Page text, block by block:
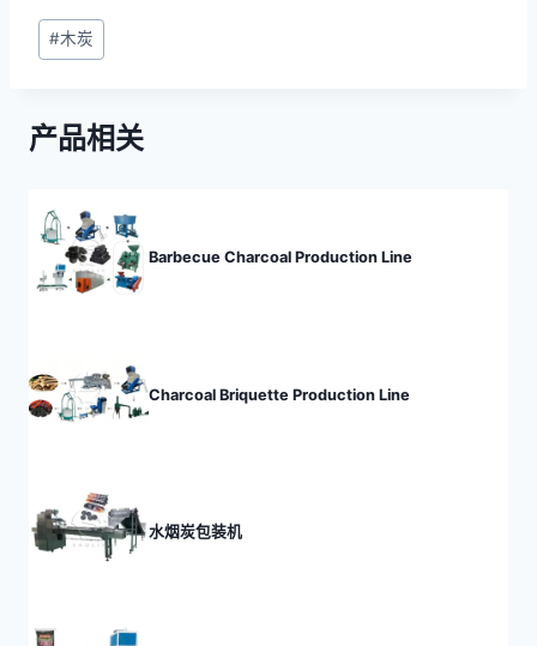
文
章
签：
#木炭
产品相关
Barbecue Charcoal Production Line
Charcoal Briquette Production Line
水烟炭包装机